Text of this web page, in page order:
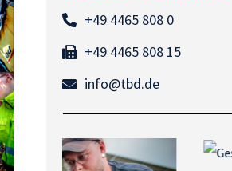
+49 4465 808 0
+49 4465 808 15
info@tbd.de